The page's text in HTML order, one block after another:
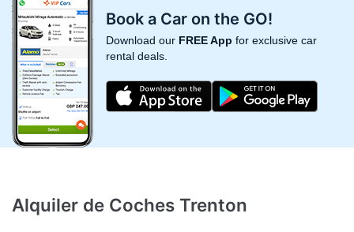
Book a Car on the GO!
Download our FREE App for exclusive car
rental deals.
Alquiler de Coches Trenton